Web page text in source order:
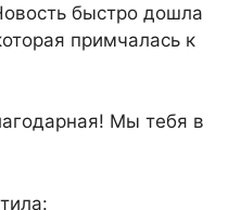
быстро дошла
примчалась к
Мы тебя в